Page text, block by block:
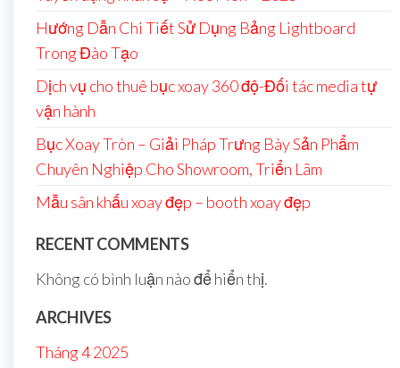
Hướng Dẫn Chi Tiết Sử Dụng Bảng Lightboard
Trong Đào Tạo
Dịch vụ cho thuê bục xoay 360 độ-Đối tác media tự
vận hành
Bục Xoay Tròn – Giải Pháp Trưng Bày Sản Phẩm
Chuyên Nghiệp Cho Showroom, Triển Lãm
Mẫu sân khấu xoay đẹp – booth xoay đẹp
RECENT COMMENTS
Không có bình luận nào để hiển thị.
ARCHIVES
Tháng 4 2025